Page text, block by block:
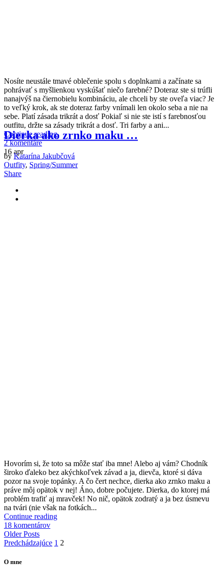
Nosíte neustále tmavé oblečenie spolu s doplnkami a začínate sa
pohrávať s myšlienkou vyskúšať niečo farebné? Doteraz ste si trúfli
nanajvýš na čiernobielu kombináciu, ale chceli by ste oveľa viac? Je
to veľký krok, ak ste doteraz farby vnímali len okolo seba a nie na
sebe. Platí zásada trikrát a dosť Pokiaľ si nie ste istí s farebnosťou
outfitu, držte sa zásady trikrát a dosť. Tri farby a ani...
Continue reading
2 komentáre
16 apr
Dierka ako zrnko maku …
by Katarína Jakubčová
Outfity, Spring/Summer
Share
Hovorím si, že toto sa môže stať iba mne! Alebo aj vám? Chodník
široko ďaleko bez akýchkoľvek závad a ja, dievča, ktoré si dáva
pozor na svoje topánky. A čo čert nechce, dierka ako zrnko maku a
práve môj opätok v nej! Áno, dobre počujete. Dierka, do ktorej má
problém trafiť aj mravček! No nič, opätok zodratý a ja bez úsmevu
na tvári (nie však na fotkách...
Continue reading
18 komentárov
Older Posts
Stránkovanie
príspevkov
Predchádzajúce 1 2
O mne